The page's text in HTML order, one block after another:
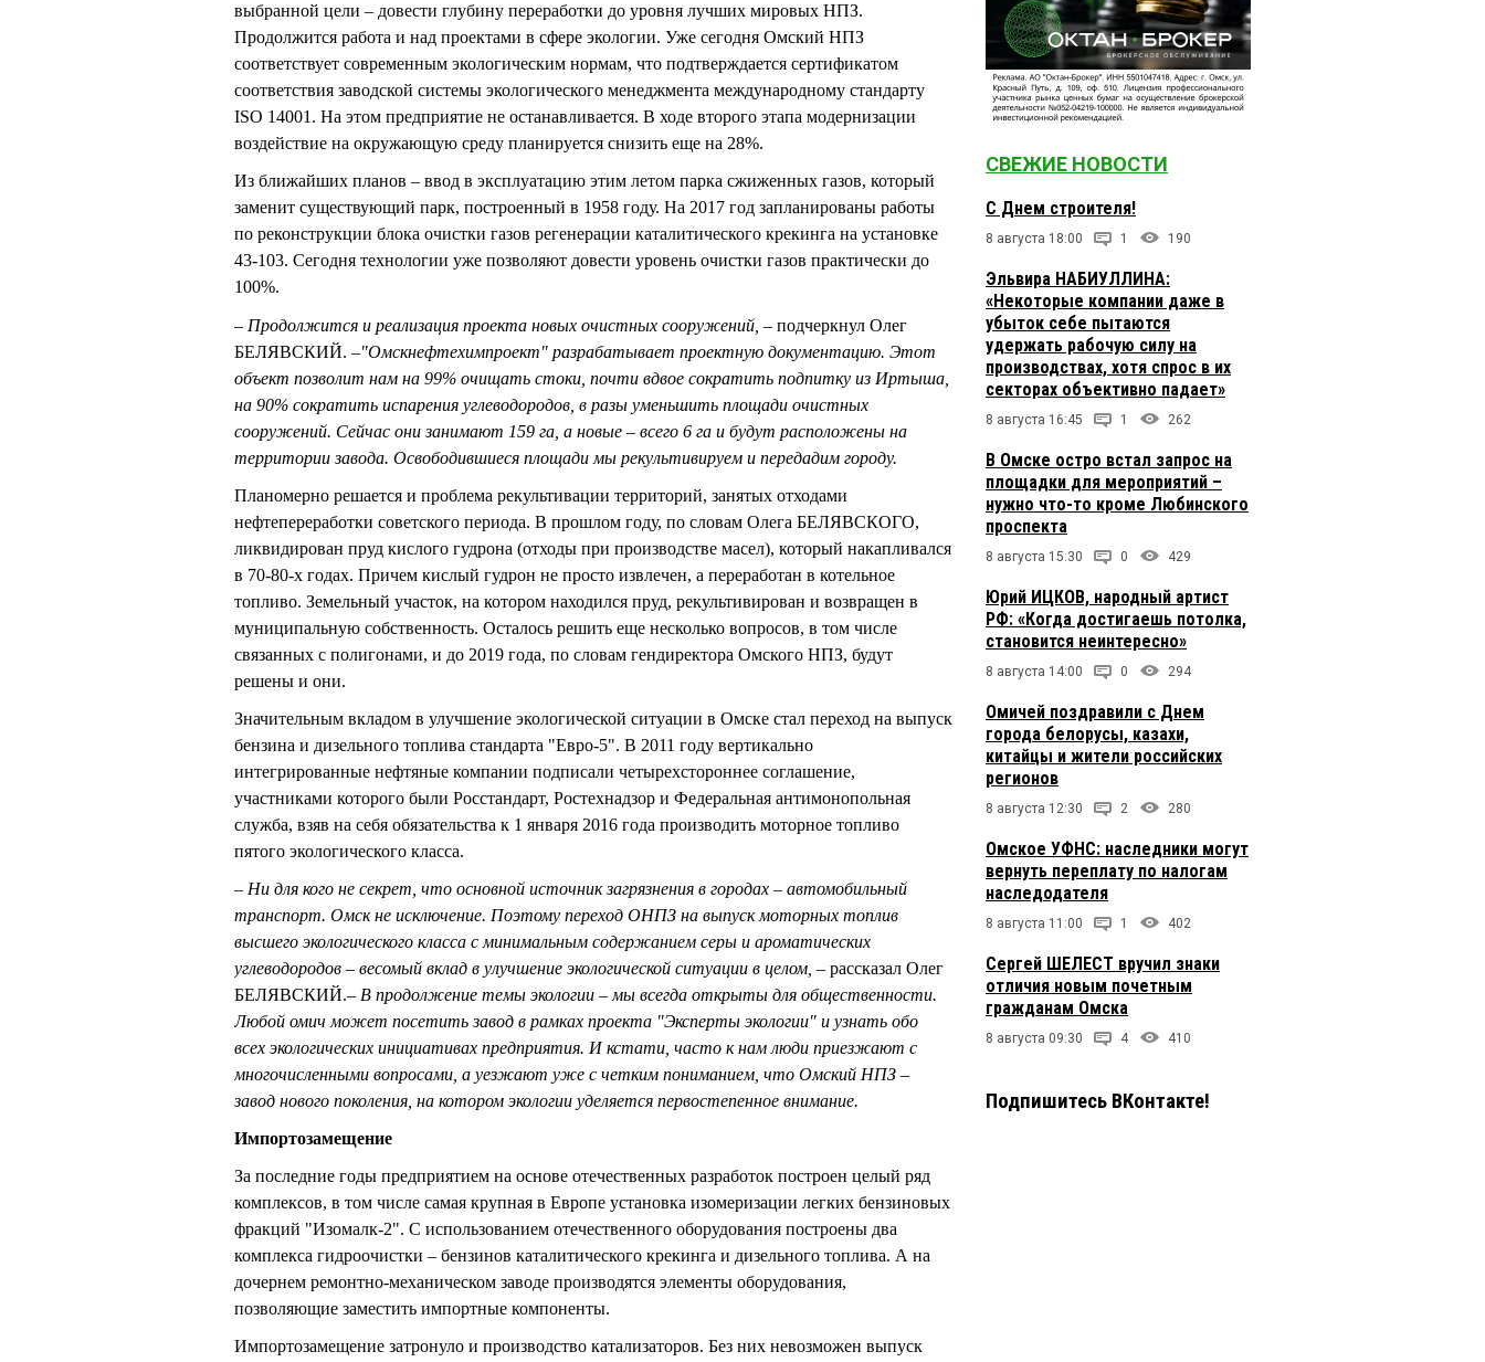
выбранной цели – довести глубину переработки до уровня лучших мировых НПЗ.
Продолжится работа и над проектами в сфере экологии. Уже сегодня Омский НПЗ
соответствует современным экологическим нормам, что подтверждается сертификатом
соответствия заводской системы экологического менеджмента международному стандарту
ISO 14001. На этом предприятие не останавливается. В ходе второго этапа модернизации
воздействие на окружающую среду планируется снизить еще на 28%.
Из ближайших планов – ввод в эксплуатацию этим летом парка сжиженных газов, который
заменит существующий парк, построенный в 1958 году. На 2017 год запланированы работы
по реконструкции блока очистки газов регенерации каталитического крекинга на установке
43-103. Сегодня технологии уже позволяют довести уровень очистки газов практически до
100%.
– Продолжится и реализация проекта новых очистных сооружений, – подчеркнул Олег
БЕЛЯВСКИЙ. –"Омскнефтехимпроект" разрабатывает проектную документацию. Этот
объект позволит нам на 99% очищать стоки, почти вдвое сократить подпитку из Иртыша,
на 90% сократить испарения углеводородов, в разы уменьшить площади очистных
сооружений. Сейчас они занимают 159 га, а новые – всего 6 га и будут расположены на
территории завода. Освободившиеся площади мы рекультивируем и передадим городу.
Планомерно решается и проблема рекультивации территорий, занятых отходами
нефтепереработки советского периода. В прошлом году, по словам Олега БЕЛЯВСКОГО,
ликвидирован пруд кислого гудрона (отходы при производстве масел), который накапливался
в 70-80-х годах. Причем кислый гудрон не просто извлечен, а переработан в котельное
топливо. Земельный участок, на котором находился пруд, рекультивирован и возвращен в
муниципальную собственность. Осталось решить еще несколько вопросов, в том числе
связанных с полигонами, и до 2019 года, по словам гендиректора Омского НПЗ, будут
решены и они.
Значительным вкладом в улучшение экологической ситуации в Омске стал переход на выпуск
бензина и дизельного топлива стандарта "Евро-5". В 2011 году вертикально
интегрированные нефтяные компании подписали четырехстороннее соглашение,
участниками которого были Росстандарт, Ростехнадзор и Федеральная антимонопольная
служба, взяв на себя обязательства к 1 января 2016 года производить моторное топливо
пятого экологического класса.
– Ни для кого не секрет, что основной источник загрязнения в городах – автомобильный
транспорт. Омск не исключение. Поэтому переход ОНПЗ на выпуск моторных топлив
высшего экологического класса с минимальным содержанием серы и ароматических
углеводородов – весомый вклад в улучшение экологической ситуации в целом, – рассказал Олег
БЕЛЯВСКИЙ.– В продолжение темы экологии – мы всегда открыты для общественности.
Любой омич может посетить завод в рамках проекта "Эксперты экологии" и узнать обо
всех экологических инициативах предприятия. И кстати, часто к нам люди приезжают с
многочисленными вопросами, а уезжают уже с четким пониманием, что Омский НПЗ –
завод нового поколения, на котором экологии уделяется первостепенное внимание.
Импортозамещение
За последние годы предприятием на основе отечественных разработок построен целый ряд
комплексов, в том числе самая крупная в Европе установка изомеризации легких бензиновых
фракций "Изомалк-2". С использованием отечественного оборудования построены два
комплекса гидроочистки – бензинов каталитического крекинга и дизельного топлива. А на
дочернем ремонтно-механическом заводе производятся элементы оборудования,
позволяющие заместить импортные компоненты.
Импортозамещение затронуло и производство катализаторов. Без них невозможен выпуск
СВЕЖИЕ НОВОСТИ
С Днем строителя!
8 августа 18:00 1 190
Эльвира НАБИУЛЛИНА:
«Некоторые компании даже в
убыток себе пытаются
удержать рабочую силу на
производствах, хотя спрос в их
секторах объективно падает»
8 августа 16:45 1 262
В Омске остро встал запрос на
площадки для мероприятий –
нужно что-то кроме Любинского
проспекта
8 августа 15:30 0 429
Юрий ИЦКОВ, народный артист
РФ: «Когда достигаешь потолка,
становится неинтересно»
8 августа 14:00 0 294
Омичей поздравили с Днем
города белорусы, казахи,
китайцы и жители российских
регионов
8 августа 12:30 2 280
Омское УФНС: наследники могут
вернуть переплату по налогам
наследодателя
8 августа 11:00 1 402
Сергей ШЕЛЕСТ вручил знаки
отличия новым почетным
гражданам Омска
8 августа 09:30 4 410
Подпишитесь ВКонтакте!